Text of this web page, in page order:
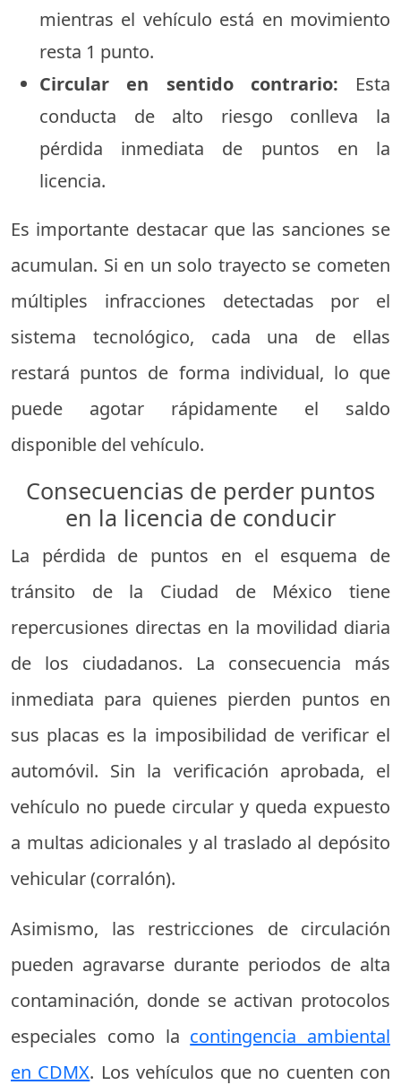
mientras el vehículo está en movimiento
resta 1 punto.
Circular en sentido contrario: Esta
conducta de alto riesgo conlleva la
pérdida inmediata de puntos en la
licencia.
Es importante destacar que las sanciones se
acumulan. Si en un solo trayecto se cometen
múltiples infracciones detectadas por el
sistema tecnológico, cada una de ellas
restará puntos de forma individual, lo que
puede agotar rápidamente el saldo
disponible del vehículo.
Consecuencias de perder puntos
en la licencia de conducir
La pérdida de puntos en el esquema de
tránsito de la Ciudad de México tiene
repercusiones directas en la movilidad diaria
de los ciudadanos. La consecuencia más
inmediata para quienes pierden puntos en
sus placas es la imposibilidad de verificar el
automóvil. Sin la verificación aprobada, el
vehículo no puede circular y queda expuesto
a multas adicionales y al traslado al depósito
vehicular (corralón).
Asimismo, las restricciones de circulación
pueden agravarse durante periodos de alta
contaminación, donde se activan protocolos
especiales como la contingencia ambiental
en CDMX. Los vehículos que no cuenten con